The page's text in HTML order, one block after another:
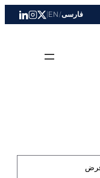
فارسی/
EN
|